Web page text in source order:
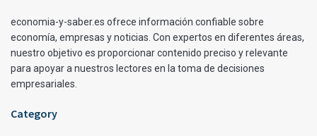
economia-y-saber.es ofrece información confiable sobre
economía, empresas y noticias. Con expertos en diferentes áreas,
nuestro objetivo es proporcionar contenido preciso y relevante
para apoyar a nuestros lectores en la toma de decisiones
empresariales.
Category